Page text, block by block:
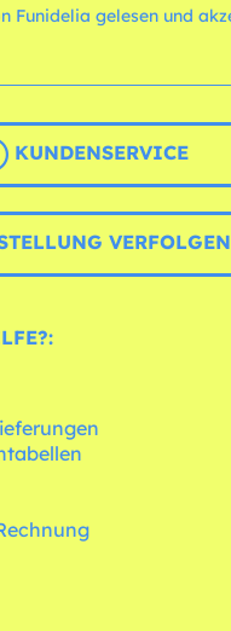
KUNDENSERVICE
VERFOLGEN